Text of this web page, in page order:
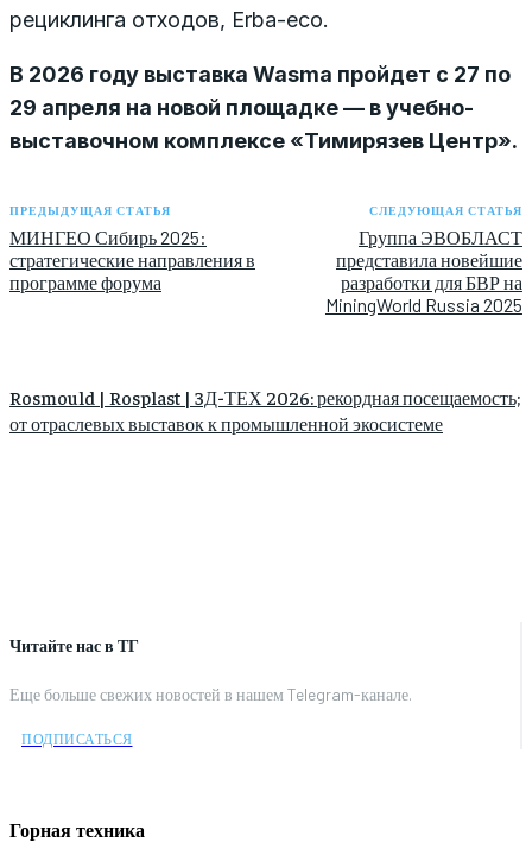
Читайте нас в ТГ
Еще больше свежих новостей в нашем Telegram-канале.
ПОДПИСАТЬСЯ
Горная техника
рециклинга отходов, Erba-eco.
В 2026 году выставка Wasma пройдет c 27 по
29 апреля на новой площадке — в учебно-
выставочном комплексе «Тимирязев Центр».
ПРЕДЫДУЩАЯ СТАТЬЯ
МИНГЕО Сибирь 2025:
стратегические направления в
программе форума
СЛЕДУЮЩАЯ СТАТЬЯ
Группа ЭВОБЛАСТ
представила новейшие
разработки для БВР на
MiningWorld Russia 2025
Rosmould | Rosplast | 3Д-ТЕХ 2026: рекордная посещаемость;
от отраслевых выставок к промышленной экосистеме